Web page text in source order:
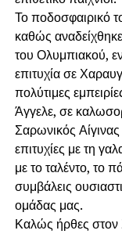
Το ποδοσφαιρικό
καθώς
του Ολυμπιακού,
επιτυχία σε
πολύτιμες
Άγγελε, σε
Σαρωνικός
επιτυχίες με τη
με το ταλέντο, το
συμβάλεις
ομάδας μας.
Καλώς ήρθες στον